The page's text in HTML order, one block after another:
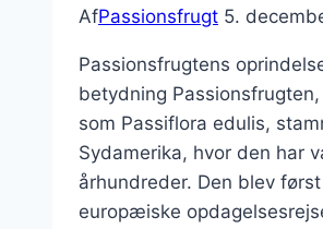
dessert
AfPassionsfrugt 5.
Passionsfrugtens
betydning
som Passiflora edulis,
Sydamerika, hvor den har
århundreder. Den blev
europæiske